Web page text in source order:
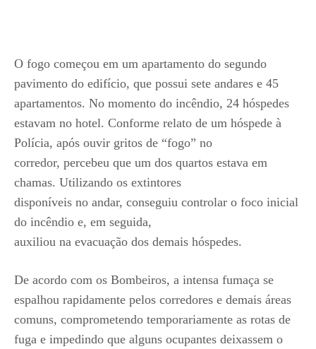
O fogo começou em um apartamento do segundo
pavimento do edifício, que possui sete andares e 45
apartamentos. No momento do incêndio, 24 hóspedes
estavam no hotel. Conforme relato de um hóspede à
Polícia, após ouvir gritos de “fogo” no
corredor, percebeu que um dos quartos estava em
chamas. Utilizando os extintores
disponíveis no andar, conseguiu controlar o foco inicial
do incêndio e, em seguida,
auxiliou na evacuação dos demais hóspedes.
De acordo com os Bombeiros, a intensa fumaça se
espalhou rapidamente pelos corredores e demais áreas
comuns, comprometendo temporariamente as rotas de
fuga e impedindo que alguns ocupantes deixassem o